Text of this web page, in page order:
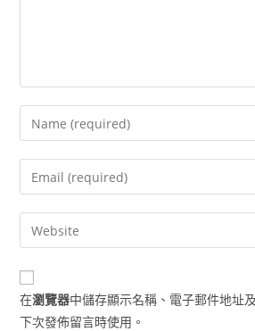
Enter
your
name
comment
Enter
your
email
address
comment
Enter
your
website
URL
(optional)
在瀏覽器中儲存顯示名稱、電子郵件地址
下次發佈留言時使用。